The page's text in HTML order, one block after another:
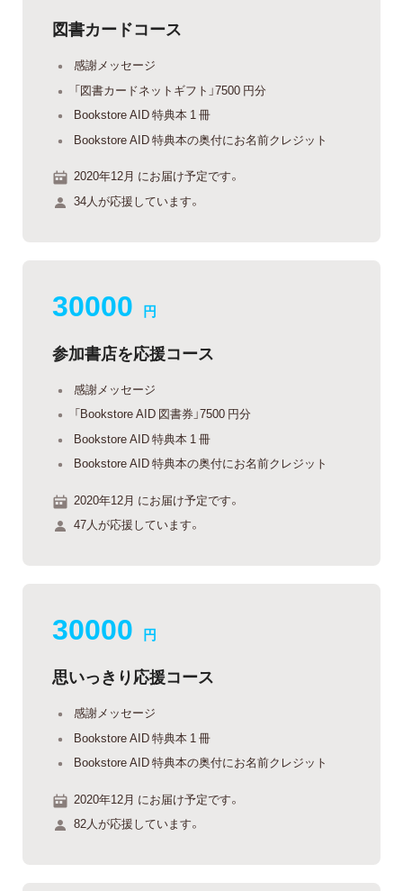
図書カードコース
感謝メッセージ
「図書カードネットギフト」7500 円分
Bookstore AID 特典本 1 冊
Bookstore AID 特典本の奥付にお名前クレジット
2020年12月 にお届け予定です。
34人が応援しています。
30000 円
参加書店を応援コース
感謝メッセージ
「Bookstore AID 図書券」7500 円分
Bookstore AID 特典本 1 冊
Bookstore AID 特典本の奥付にお名前クレジット
2020年12月 にお届け予定です。
47人が応援しています。
30000 円
思いっきり応援コース
感謝メッセージ
Bookstore AID 特典本 1 冊
Bookstore AID 特典本の奥付にお名前クレジット
2020年12月 にお届け予定です。
82人が応援しています。